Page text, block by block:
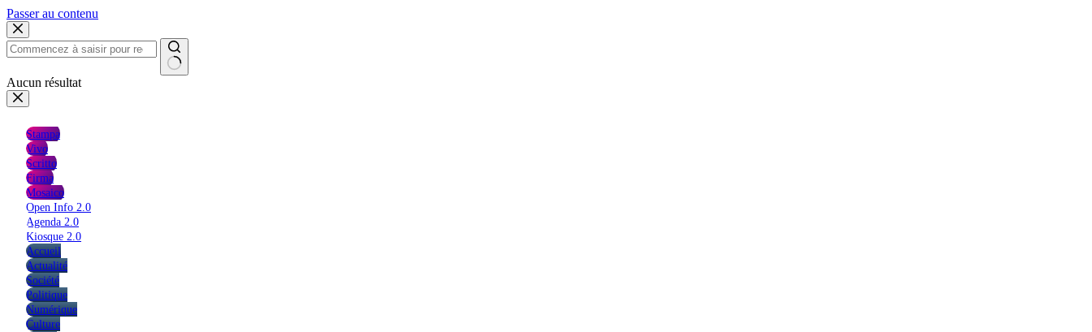
Passer au contenu
Aucun résultat
Stampa
Vivo
Scritto
Firma
Mosaico
Open Info 2.0
Agenda 2.0
Kiosque 2.0
Accueil
Actualité
Société
Politique
Numérique
Culture